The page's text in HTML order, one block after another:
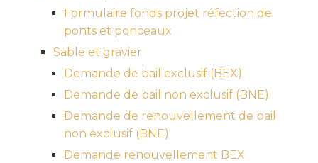
Formulaire fonds projet réfection de
ponts et ponceaux
Sable et gravier
Demande de bail exclusif (BEX)
Demande de bail non exclusif (BNE)
Demande de renouvellement de bail
non exclusif (BNE)
Demande renouvellement BEX